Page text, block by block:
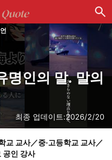
명인의 말. 말의
최종 업데이트:2026/2/20
교 교사／중·고등학교 교사／
공인 강사